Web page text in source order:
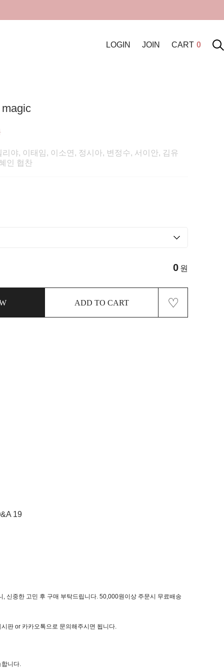
LOGIN JOIN CART 0
야, 이태임, 이소연, 정시아, 변정수, 서이안, 김유
인 협찬
0 원
ADD TO CART ♡
19
신중한 고민 후 구매 부탁드립니다. 50,000원이상 주문시 무료배송
판 or 카카오톡으로 문의해주시면 됩니다.
합니다.